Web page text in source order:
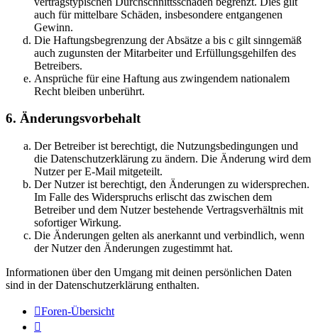
auch für mittelbare Schäden, insbesondere entgangenen
Gewinn.
Die Haftungsbegrenzung der Absätze a bis c gilt sinngemäß
auch zugunsten der Mitarbeiter und Erfüllungsgehilfen des
Betreibers.
Ansprüche für eine Haftung aus zwingendem nationalem
Recht bleiben unberührt.
6. Änderungsvorbehalt
Der Betreiber ist berechtigt, die Nutzungsbedingungen und
die Datenschutzerklärung zu ändern. Die Änderung wird dem
Nutzer per E-Mail mitgeteilt.
Der Nutzer ist berechtigt, den Änderungen zu widersprechen.
Im Falle des Widerspruchs erlischt das zwischen dem
Betreiber und dem Nutzer bestehende Vertragsverhältnis mit
sofortiger Wirkung.
Die Änderungen gelten als anerkannt und verbindlich, wenn
der Nutzer den Änderungen zugestimmt hat.
Informationen über den Umgang mit deinen persönlichen Daten
sind in der Datenschutzerklärung enthalten.
Foren-Übersicht